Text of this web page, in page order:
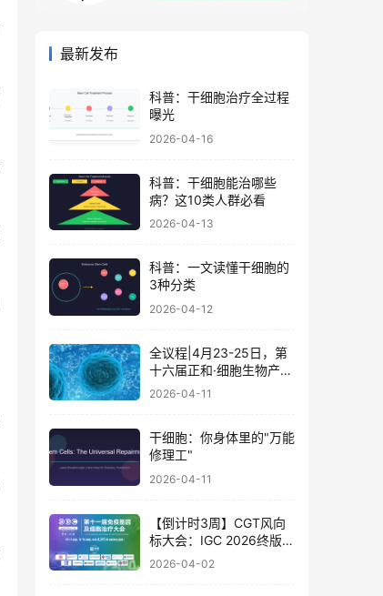
最新发布
科普：干细胞治疗全过程
曝光
2026-04-16
科普：干细胞能治哪些
病？这10类人群必看
2026-04-13
科普：一文读懂干细胞的
3种分类
2026-04-12
全议程|4月23-25日，第
十六届正和·细胞生物产业
大会暨细胞治疗与再生医
2026-04-11
干细胞：你身体里的"万能
修理工"
2026-04-11
【倒计时3周】CGT风向
标大会：IGC 2026终版议
程公布！合规与创新如何
2026-04-02